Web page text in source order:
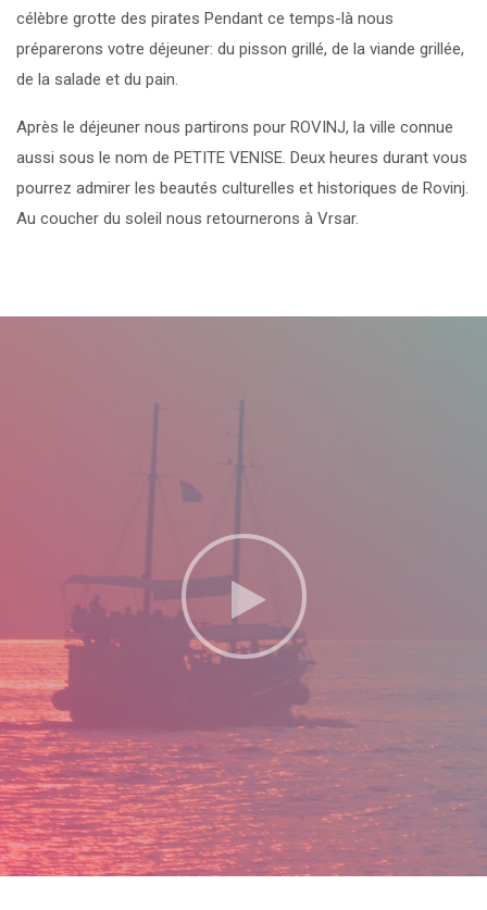
célèbre grotte des pirates Pendant ce temps-là nous
préparerons votre déjeuner: du pisson grillé, de la viande grillée,
de la salade et du pain.
Après le déjeuner nous partirons pour ROVINJ, la ville connue
aussi sous le nom de PETITE VENISE. Deux heures durant vous
pourrez admirer les beautés culturelles et historiques de Rovinj.
Au coucher du soleil nous retournerons à Vrsar.